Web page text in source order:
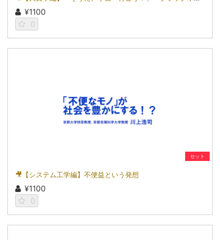
¥1100
0
セット
🎥【システム工学編】不便益という発想
¥1100
0